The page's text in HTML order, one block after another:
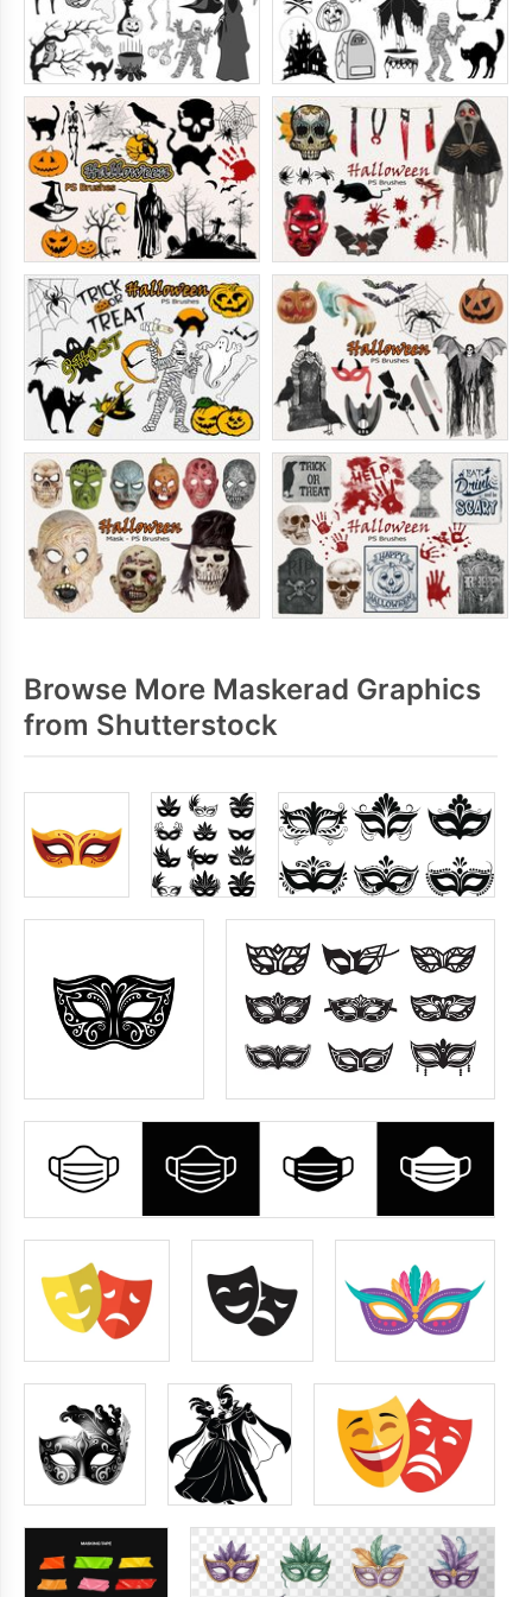
Browse More Maskerad Graphics
from Shutterstock